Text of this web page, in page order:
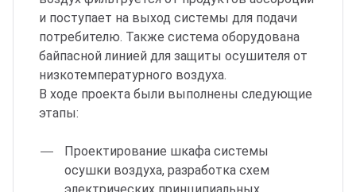
и поступает на выход системы для подачи
потребителю. Также система оборудована
байпасной линией для защиты осушителя от
низкотемпературного воздуха.
В ходе проекта были выполнены следующие
этапы:
Проектирование шкафа системы
осушки воздуха, разработка схем